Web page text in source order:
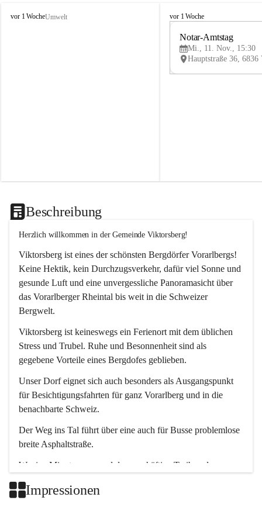
V
vor 1 WocheUmwelt
V
vor 1 Woche
Notar-Amtstag
Mi., 11. Nov., 15:30
Beschreibung
Herzlich willkommen in der Gemeinde Viktorsberg!
Viktorsberg ist eines der schönsten Bergdörfer Vorarlbergs!
Keine Hektik, kein Durchzugsverkehr, dafür viel Sonne und
gesunde Luft und eine unvergessliche Panoramasicht über
das Vorarlberger Rheintal bis weit in die Schweizer
Bergwelt.
Viktorsberg ist keineswegs ein Ferienort mit dem üblichen
Stress und Trubel. Ruhe und Besonnenheit sind als
gegebene Vorteile eines Bergdofes geblieben.
Unser Dorf eignet sich auch besonders als Ausgangspunkt
für Besichtigungsfahrten für ganz Vorarlberg und in die
benachbarte Schweiz.
Der Weg ins Tal führt über eine auch für Busse problemlose
breite Asphaltstraße.
Wenige Minuten nur, und das geschäftige Treiben der
Impressionen